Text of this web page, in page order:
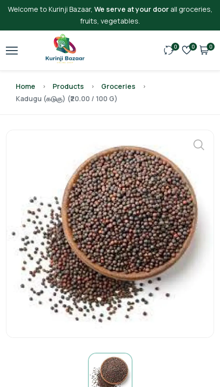
Welcome to Kurinji Bazaar, We serve at your doorall groceries,
fruits, vegetables.
0 0 0
Home Products
Groceries
Kadugu (கடுகு) (₹20.00 / 100 G)